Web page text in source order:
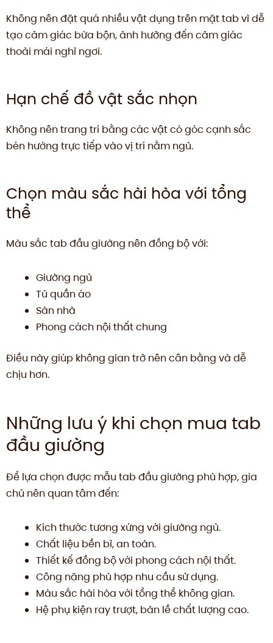
Không nên đặt quá nhiều vật dụng trên mặt tab vì dễ
tạo cảm giác bừa bộn, ảnh hưởng đến cảm giác
thoải mái nghỉ ngơi.
Hạn chế đồ vật sắc nhọn
Không nên trang trí bằng các vật có góc cạnh sắc
bén hướng trực tiếp vào vị trí nằm ngủ.
Chọn màu sắc hài hòa với tổng
thể
Màu sắc tab đầu giường nên đồng bộ với:
Giường ngủ
Tủ quần áo
Sàn nhà
Phong cách nội thất chung
Điều này giúp không gian trở nên cân bằng và dễ
chịu hơn.
Những lưu ý khi chọn mua tab
đầu giường
Để lựa chọn được mẫu tab đầu giường phù hợp, gia
chủ nên quan tâm đến:
Kích thước tương xứng với giường ngủ.
Chất liệu bền bỉ, an toàn.
Thiết kế đồng bộ với phong cách nội thất.
Công năng phù hợp nhu cầu sử dụng.
Màu sắc hài hòa với tổng thể không gian.
Hệ phụ kiện ray trượt, bản lề chất lượng cao.